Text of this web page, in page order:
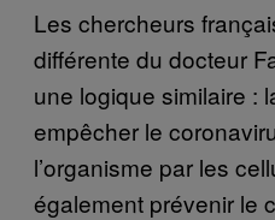
Les chercheurs
différente du docteur
une logique similaire :
empêcher le
l’organisme par les
également prévenir le